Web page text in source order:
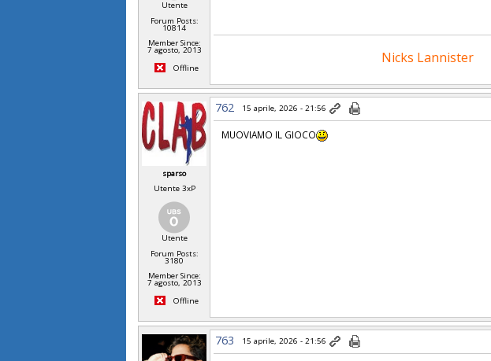
Utente
Forum Posts:
10814
Member Since:
7 agosto, 2013
Offline
Nicks Lannister
sparso
Utente 3xP
Utente
Forum Posts:
3180
Member Since:
7 agosto, 2013
Offline
762 15 aprile, 2026 - 21:56
MUOVIAMO IL GIOCO
763 15 aprile, 2026 - 21:56